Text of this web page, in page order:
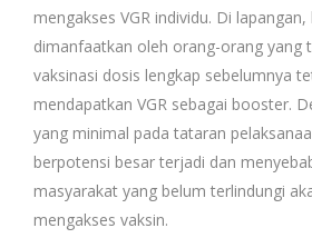
mengakses VGR individu. Di
dimanfaatkan oleh orang-orang yang
vaksinasi dosis lengkap sebelumnya
mendapatkan VGR sebagai booster.
yang minimal pada tataran
berpotensi besar terjadi dan
masyarakat yang belum terlindungi
mengakses vaksin.